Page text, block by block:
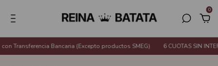
0
Bancaria (Excepto productos SMEG) 6 CUOTAS SIN INTERÉS o